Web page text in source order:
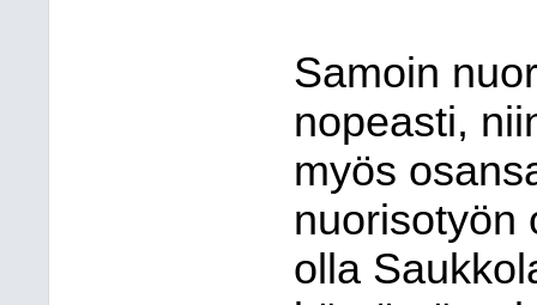
Samoin
nopeasti,
myös
nuorisotyön
olla